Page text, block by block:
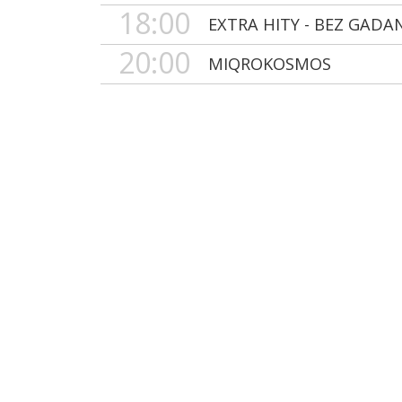
18:00
EXTRA HITY - BEZ
20:00 MIQROKOSMOS